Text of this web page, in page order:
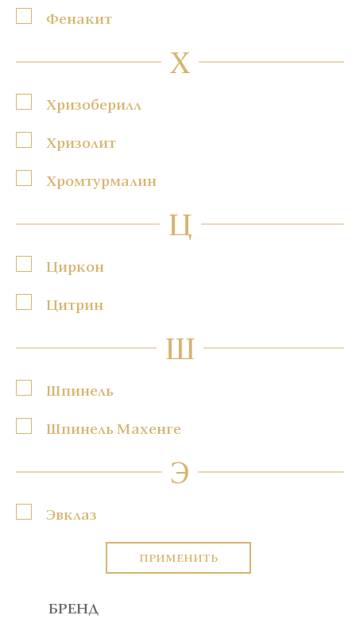
Фенакит
Х
Хризоберилл
Хризолит
Хромтурмалин
Ц
Циркон
Цитрин
Ш
Шпинель
Шпинель Махенге
Э
Эвклаз
ПРИМЕНИТЬ
БРЕНД